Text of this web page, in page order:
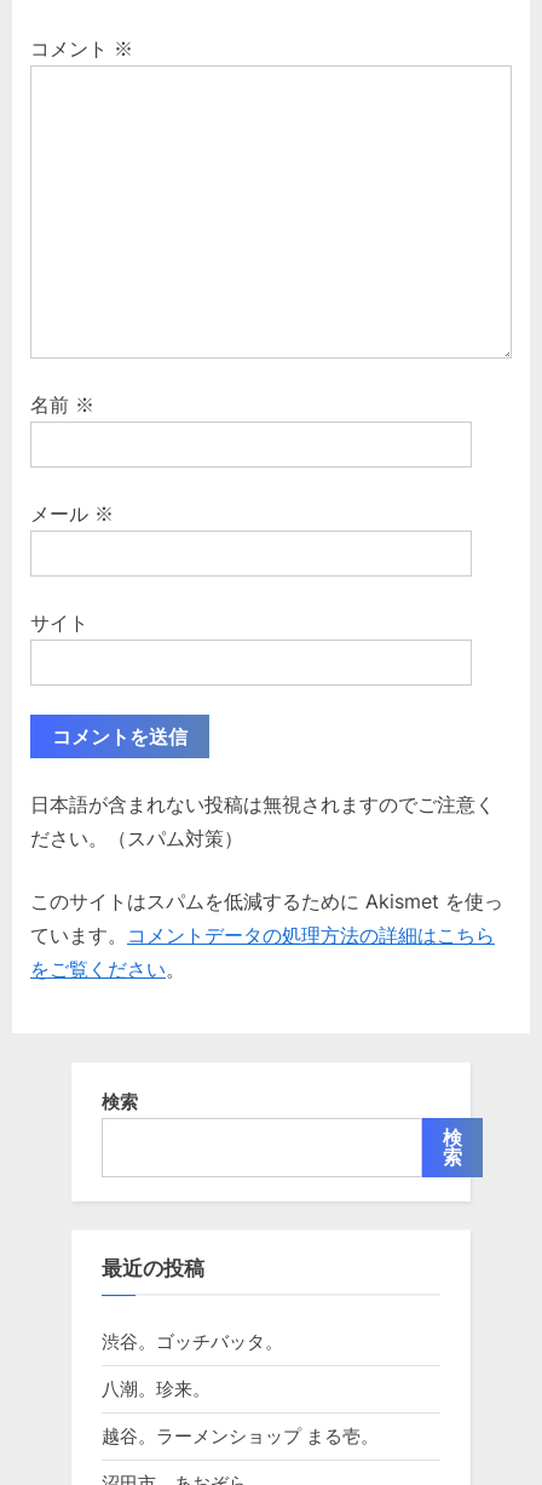
コメント ※
名前 ※
メール ※
サイト
日本語が含まれない投稿は無視されますのでご注意く
ださい。（スパム対策）
このサイトはスパムを低減するために Akismet を使っ
ています。 コメントデータの処理方法の詳細はこちら
をご覧ください。
検索
検
索
最近の投稿
渋谷。ゴッチバッタ。
八潮。珍来。
越谷。ラーメンショップ まる壱。